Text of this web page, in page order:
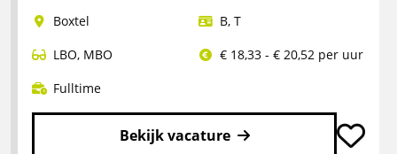
Boxtel B, T
LBO, MBO
€ 18,33 - € 20,52 per uur
Fulltime
Bekijk vacature